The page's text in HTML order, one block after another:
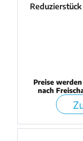
Reduzierstück
Preise
nach